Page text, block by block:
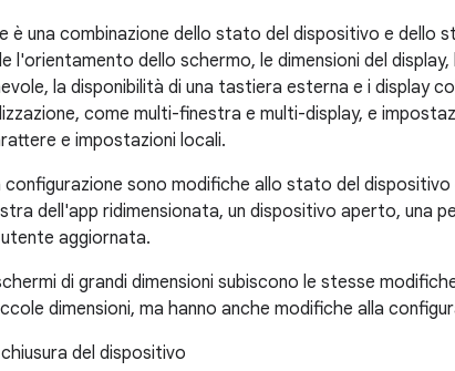
è una combinazione dello stato del dispositivo e dello
l'orientamento dello schermo, le dimensioni del
la disponibilità di una tastiera esterna e i display
come multi-finestra e multi-display, e
e impostazioni locali.
configurazione sono modifiche allo stato del
dell'app ridimensionata, un dispositivo aperto, una
aggiornata.
di grandi dimensioni subiscono le stesse
dimensioni, ma hanno anche modifiche alla
del dispositivo